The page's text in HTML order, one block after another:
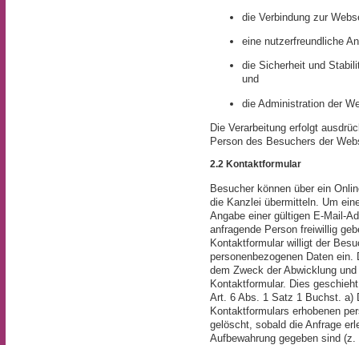
die Verbindung zur
eine nutzerfreundliche
die Sicherheit und
und
die Administration der
Die Verarbeitung erfolgt
Person des Besuchers der
2.2 Kontaktformular
Besucher können über ein
die Kanzlei übermitteln. Um
Angabe einer gültigen E-Mail-
anfragende Person freiwillig
Kontaktformular willigt der
personenbezogenen Daten
dem Zweck der Abwicklung
Kontaktformular. Dies
Art. 6 Abs. 1 Satz 1 Buchst. a)
Kontaktformulars erhobenen
gelöscht, sobald die Anfrage
Aufbewahrung gegeben sind